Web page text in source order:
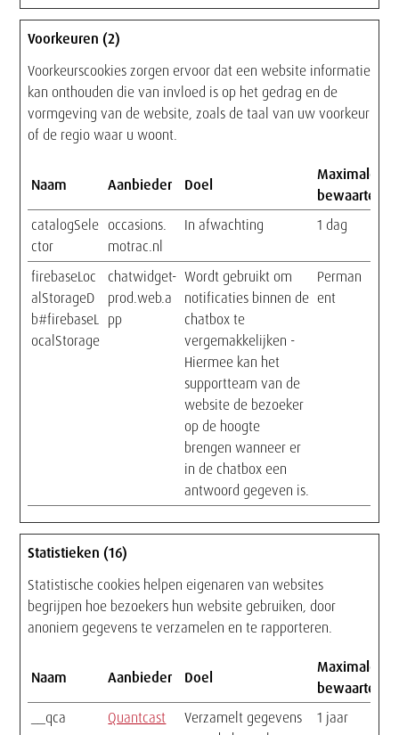
Voorkeuren (2)
Voorkeurscookies zorgen ervoor dat een website informatie
kan onthouden die van invloed is op het gedrag en de
vormgeving van de website, zoals de taal van uw voorkeur
of de regio waar u woont.
Naam Aanbieder Doel
Maximale
catalogSele
ctor
occasions.
motrac.nl
In afwachting 1 dag
firebaseLoc
alStorageD
b#firebaseL
ocalStorage
chatwidget-
prod.web.a
pp
Wordt gebruikt om
notificaties binnen de
chatbox te
vergemakkelijken -
Hiermee kan het
supportteam van de
website de bezoeker
op de hoogte
brengen wanneer er
in de chatbox een
antwoord gegeven is.
Perman
ent
Statistieken (16)
Statistische cookies helpen eigenaren van websites
begrijpen hoe bezoekers hun website gebruiken, door
anoniem gegevens te verzamelen en te rapporteren.
Naam Aanbieder Doel
Maximale
__qca
Quantcast
Verzamelt gegevens
1 jaar